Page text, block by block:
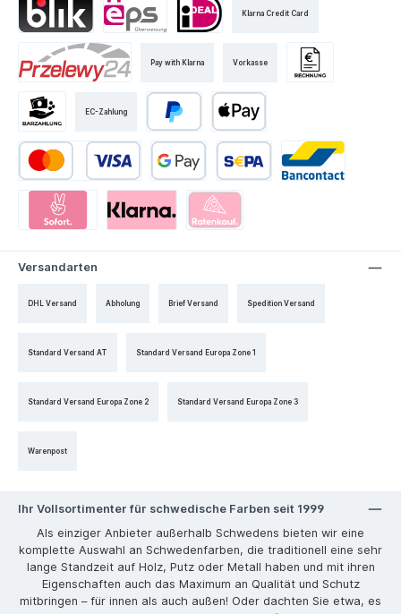
Klarna Credit Card
Pay with Klarna Vorkasse
EC-Zahlung
Versandarten
DHL Versand Abholung Brief Versand Spedition Versand
Standard Versand AT Standard Versand Europa Zone 1
Standard Versand Europa Zone 2 Standard Versand Europa Zone 3
Warenpost
Ihr Vollsortimenter für schwedische Farben seit 1999
Als einziger Anbieter außerhalb Schwedens bieten wir eine
komplette Auswahl an Schwedenfarben, die traditionell eine sehr
lange Standzeit auf Holz, Putz oder Metall haben und mit ihren
Eigenschaften auch das Maximum an Qualität und Schutz
mitbringen – für innen als auch außen! Oder dachten Sie etwa, es